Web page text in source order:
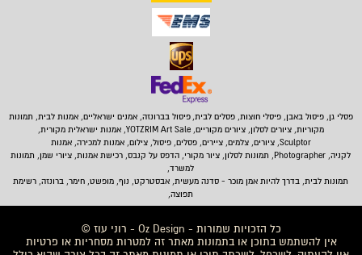
כל הזכויות שמורות - Oz Design - רוני עוז ©
אין להשתמש בתוכן או בתמונות מאתר זה למטרות מסחריות או פרטיות
פסלי גן, פיסול באבן, פיסלי חוצות, פסלים לבית,פיסול בברונזה, אמנים ישראליים, אמנות לבית, תמונות
מקוריות, ציורים לסלון, ציורים מקוריים, YOTZRIM Art Sale, אמנות ישראלית מקורית,
Sculptor, ציורים, צלמים, ציירים, פסלים, פיסול, צילום, אמנות למכירה, אמנות
לקניה, Photographer, תמונות לסלון, ציור מקורי, הדפס על קנבס, רכישת אמנות, ציורי שמן, תמונות
למשרד,
תמונות לבית, בדרך להיות אמן מוכר - סדנה מעשית, אבסטרקט, נוף, מופשט, חימר, ברונזה, רשימת
תפוצה,